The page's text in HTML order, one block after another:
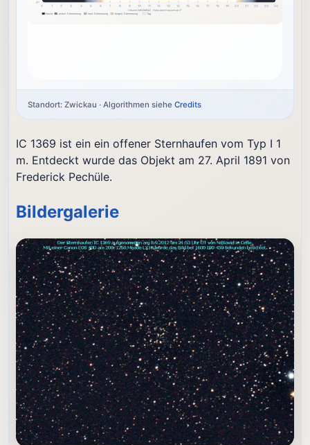
0°
0 1 2 3 4 5 6 7 8 9 10 11 12 13 14 15 16 17 18 19 20 21 22 23 24
Nacht astron. Dämmerung naut. Dämmerung bürgerl. Dämmerung Tag
Ortszeit (MEZ/MESZ) · Höhe über Horizont ab 0°
Standort: Zwickau · Algorithmen sieheCredits
IC 1369 ist ein ein offener Sternhaufen vom Typ I 1
m. Entdeckt wurde das Objekt am 27. April 1891 von
Frederick Pechüle.
Bildergalerie